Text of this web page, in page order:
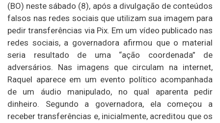
(BO) neste sábado (8), após a divulgação de conteúdos
falsos nas redes sociais que utilizam sua imagem para
pedir transferências via Pix. Em um vídeo publicado nas
redes sociais, a governadora afirmou que o material
seria resultado de uma “ação coordenada” de
adversários. Nas imagens que circulam na internet,
Raquel aparece em um evento político acompanhada
de um áudio manipulado, no qual aparenta pedir
dinheiro. Segundo a governadora, ela começou a
receber transferências e, inicialmente, acreditou que os